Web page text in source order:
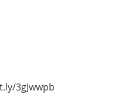
3gJwwpb